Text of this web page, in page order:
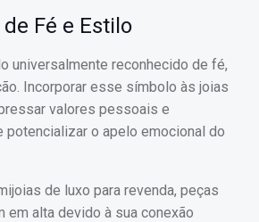
Fé e Estilo
universalmente reconhecido de fé,
Incorporar esse símbolo às joias
valores pessoais e
potencializar o apelo emocional do
de luxo para revenda, peças
em alta devido à sua conexão